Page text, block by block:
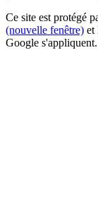
Ce site est protégé
(nouvelle fenêtre) et
Google s'appliquent.